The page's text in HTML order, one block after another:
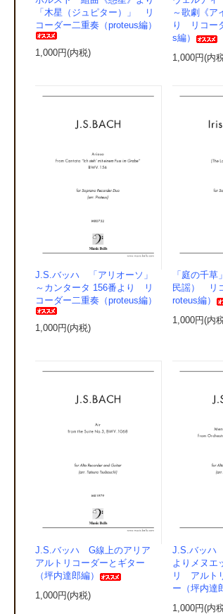
「木星（ジュピター）」 リ
コーダー二重奏（proteus編）
1,000円(内税)
～歌劇《ア
り リコー
s編）
1,000円(内
J.S.バッハ 「アリオーソ」
～カンタータ 156番より リ
コーダー二重奏（proteus編）
1,000円(内税)
「庭の千
民謡） リ
roteus編）
1,000円(内
J.S.バッハ G線上のアリア
アルトリコーダーとギター
（坪内達郎編）
1,000円(内税)
J.S.バッハ
よりメヌエ
リ アルト
ー（坪内達
1,000円(内